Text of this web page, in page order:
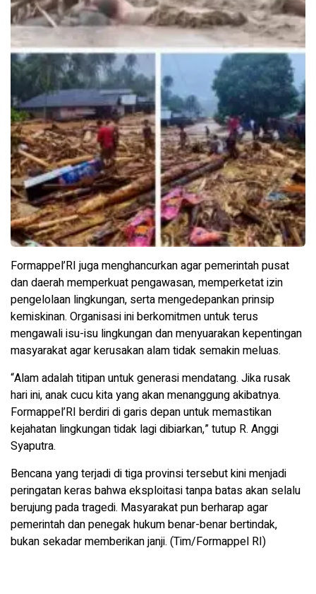
Formappel’RI juga menghancurkan agar pemerintah pusat
dan daerah memperkuat pengawasan, memperketat izin
pengelolaan lingkungan, serta mengedepankan prinsip
kemiskinan. Organisasi ini berkomitmen untuk terus
mengawali isu-isu lingkungan dan menyuarakan kepentingan
masyarakat agar kerusakan alam tidak semakin meluas.
“Alam adalah titipan untuk generasi mendatang. Jika rusak
hari ini, anak cucu kita yang akan menanggung akibatnya.
Formappel’RI berdiri di garis depan untuk memastikan
kejahatan lingkungan tidak lagi dibiarkan,” tutup R. Anggi
Syaputra.
Bencana yang terjadi di tiga provinsi tersebut kini menjadi
peringatan keras bahwa eksploitasi tanpa batas akan selalu
berujung pada tragedi. Masyarakat pun berharap agar
pemerintah dan penegak hukum benar-benar bertindak,
bukan sekadar memberikan janji. (Tim/Formappel RI)